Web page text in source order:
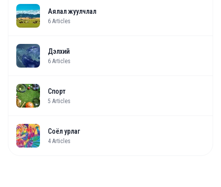
Аялал жуулчлал
6 Articles
Дэлхий
6 Articles
Спорт
5 Articles
Соёл урлаг
4 Articles